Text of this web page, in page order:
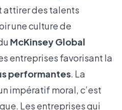
attirer des talents
une culture de
McKinsey Global
entreprises favorisant la
performantes. La
impératif moral, c’est
Les entreprises qui